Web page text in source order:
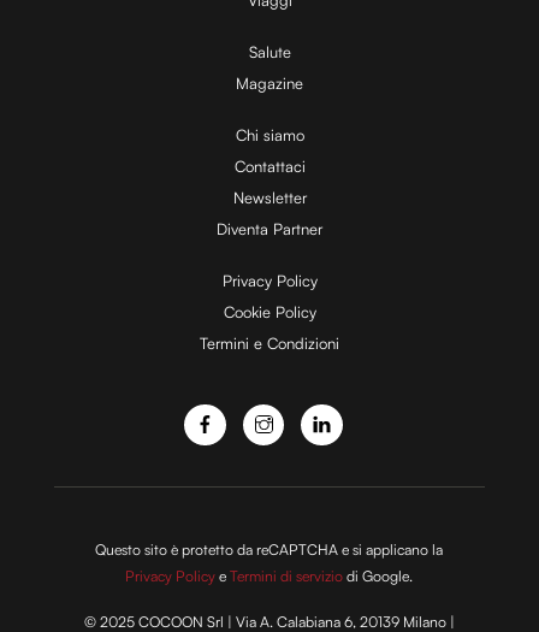
V
i
d
e
o
Salute
Magazine
Chi siamo
Contattaci
Newsletter
Diventa Partner
Privacy Policy
Cookie Policy
Termini e Condizioni
Questo sito è protetto da reCAPTCHA e si applicano la
Privacy Policy eTermini di servizio di Google.
© 2025 COCOON Srl | Via A. Calabiana 6, 20139 Milano |